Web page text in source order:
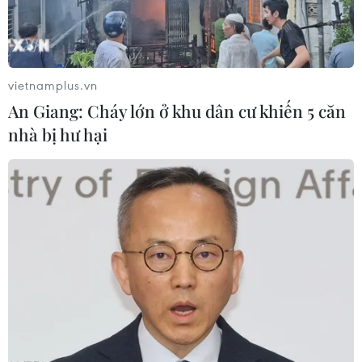
TIN LIÊN QUAN
Trực tiếp trận đấu bóng đá nữ Việt Nam -
21/05/2014 10:14
vietnamplus.vn
An Giang: Cháy lớn ở khu dân cư khiến 5 căn
nhà bị hư hại